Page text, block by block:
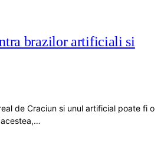
brazilor artificiali si
de Craciun si unul artificial poate fi o